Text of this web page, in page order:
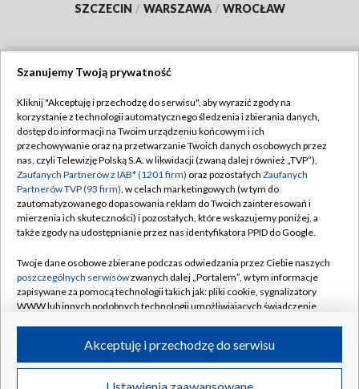
SZCZECIN / WARSZAWA / WROCŁAW
TVP
Abonament TVP
Emisja w TVP
Centrum informacji TVP
Naziemna Telewizja Cyfrowa
Rada Programowa
System NOS
Informacje o nadawcy
Program dla prasy
Regulamin TVP
Polityka prywatności
Moje zgody
Pomoc
Kontakt
Kanały
©2026 Telewizja Polska S.A. w likwidacji
Szanujemy Twoją prywatność
Kliknij "Akceptuję i przechodzę do serwisu", aby wyrazić zgody na
korzystanie z technologii automatycznego śledzenia i zbierania danych,
dostęp do informacji na Twoim urządzeniu końcowym i ich
przechowywanie oraz na przetwarzanie Twoich danych osobowych przez
nas, czyli Telewizję Polską S.A. w likwidacji (zwaną dalej również „TVP”),
Zaufanych Partnerów z IAB* (1201 firm) oraz pozostałych Zaufanych
Partnerów TVP (93 firm), w celach marketingowych (w tym do
zautomatyzowanego dopasowania reklam do Twoich zainteresowań i
mierzenia ich skuteczności) i pozostałych, które wskazujemy poniżej, a
także zgody na udostępnianie przez nas identyfikatora PPID do Google.
Twoje dane osobowe zbierane podczas odwiedzania przez Ciebie naszych
poszczególnych serwisówzwanych dalej „Portalem”, w tym informacje
zapisywane za pomocą technologii takich jak: pliki cookie, sygnalizatory
WWW lub innych podobnych technologii umożliwiających świadczenie
ruchu w Internecie.
Twoje dane osobowe zbierane podczas odwiedzania przez Ciebie
Akceptuję i przechodzę do serwisu